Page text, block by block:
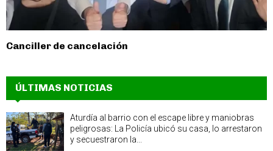
Canciller de cancelación
ÚLTIMAS NOTICIAS
Aturdía al barrio con el escape libre y maniobras
peligrosas: La Policía ubicó su casa, lo arrestaron
y secuestraron la...